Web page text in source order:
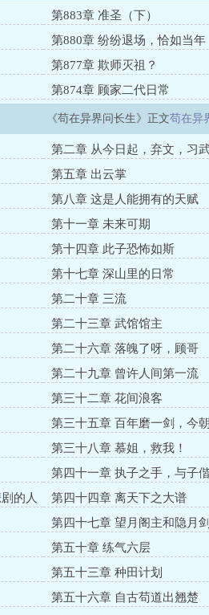
可能会很长，也许多女主】
第883章 准圣（下）
第880章 纷纷退场，恰如当年
第877章 欺师灭祖？
第874章 顾家二代日常
《苟在异界问长生》正文苟在异
第二章 从今日起，弃文，习武
第五章 出云掌
第八章 这是人能拥有的天赋
第十一章 未来可期
第十四章 此子恐怖如斯
第十七章 深山里的日常
第二十章 三流
第二十三章 武馆馆主
第二十六章 落魄了呀，顾哥
第二十九章 曾许人间第一流
第三十二章 花间浪客
第三十五章 百年磨一剑，今
第三十八章 慕姐，救我！
第四十一章 执子之手，与子
的人
第四十四章 离天下之大谱
第四十七章 望月阁主和隐月
第五十章 练气六层
第五十三章 种田计划
第五十六章 自古苟道出翘楚